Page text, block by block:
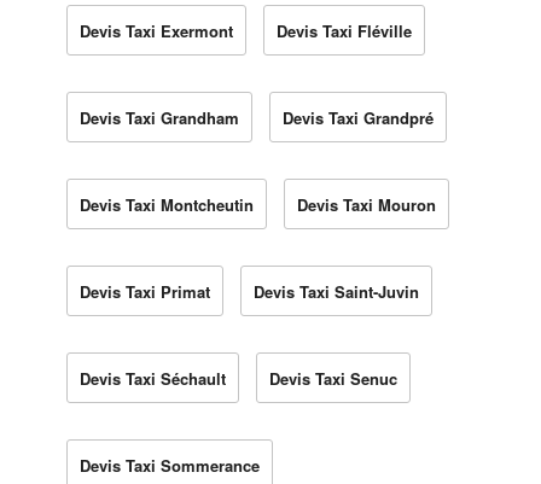
Devis Taxi Exermont Devis Taxi Fléville
Devis Taxi Grandham Devis Taxi Grandpré
Devis Taxi Montcheutin Devis Taxi Mouron
Devis Taxi Primat Devis Taxi Saint-Juvin
Devis Taxi Séchault Devis Taxi Senuc
Devis Taxi Sommerance